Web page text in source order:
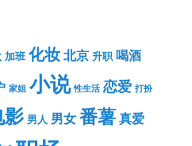
加班 化妆北京 升职 喝酒
家姐 小说 性生活 恋爱 打扮
影 男人 男女番薯真爱